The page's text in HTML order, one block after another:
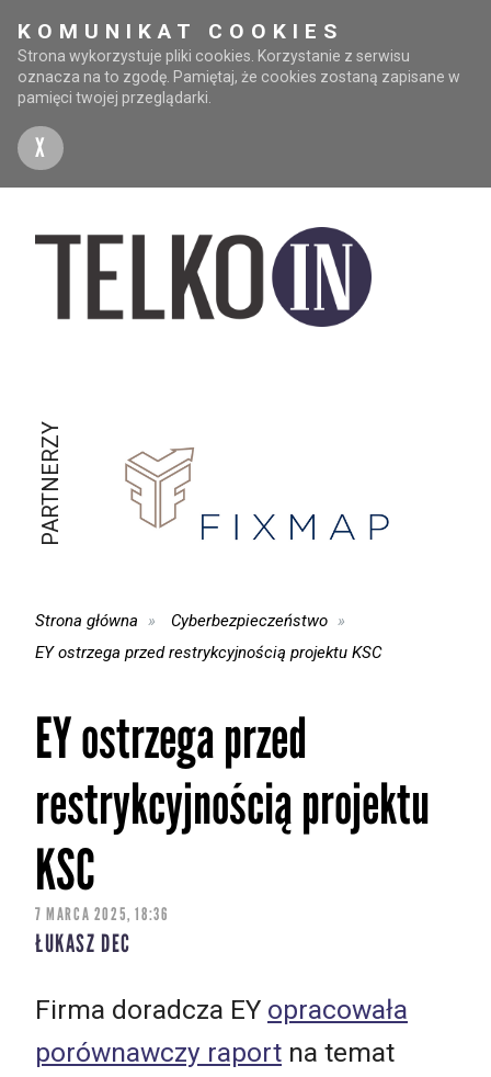
KOMUNIKAT COOKIES
Strona wykorzystuje pliki cookies. Korzystanie z serwisu
oznacza na to zgodę. Pamiętaj, że cookies zostaną zapisane w
pamięci twojej przeglądarki.
X
PARTNERZY
Strona główna
Cyberbezpieczeństwo
EY ostrzega przed restrykcyjnością projektu KSC
EY ostrzega przed
restrykcyjnością projektu
KSC
7 MARCA 2025, 18:36
ŁUKASZ DEC
Firma doradcza EY opracowała
porównawczy raport na temat